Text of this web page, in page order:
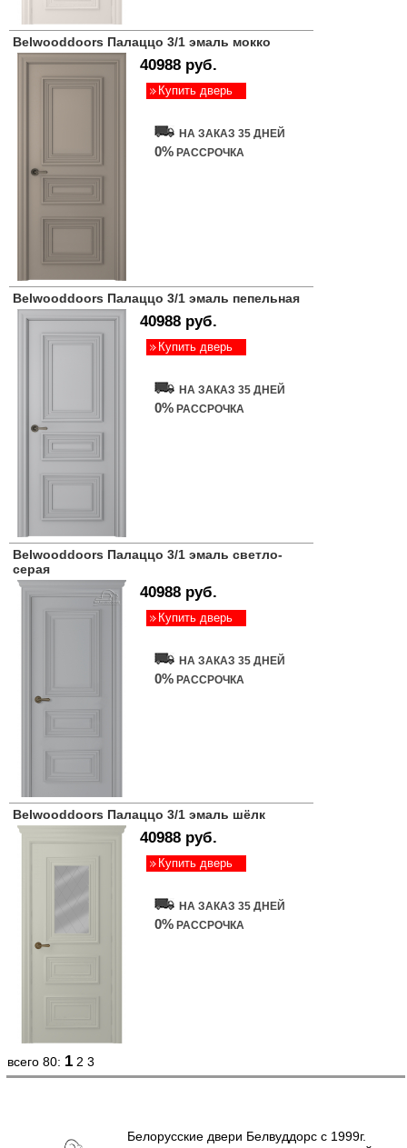
Belwooddoors Палаццо 3/1 эмаль мокко
40988 руб.
Купить дверь
НА ЗАКАЗ 35 ДНЕЙ
0% РАССРОЧКА
Belwooddoors Палаццо 3/1 эмаль пепельная
40988 руб.
Купить дверь
НА ЗАКАЗ 35 ДНЕЙ
0% РАССРОЧКА
Belwooddoors Палаццо 3/1 эмаль светло-
серая
40988 руб.
Купить дверь
НА ЗАКАЗ 35 ДНЕЙ
0% РАССРОЧКА
Belwooddoors Палаццо 3/1 эмаль шёлк
40988 руб.
Купить дверь
НА ЗАКАЗ 35 ДНЕЙ
0% РАССРОЧКА
всего 80: 1 2 3
Белорусские двери Белвуддорс с 1999г.